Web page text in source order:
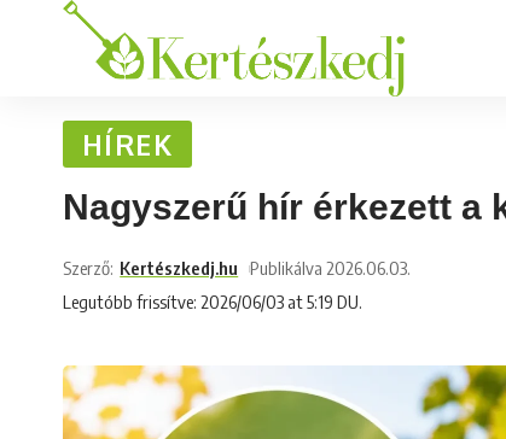
HÍREK
Nagyszerű hír érkezett a
Legutóbb frissítve: 2026/06/03 at 5:19 DU.
Szerző: Kertészkedj.hu Publikálva 2026.06.03.